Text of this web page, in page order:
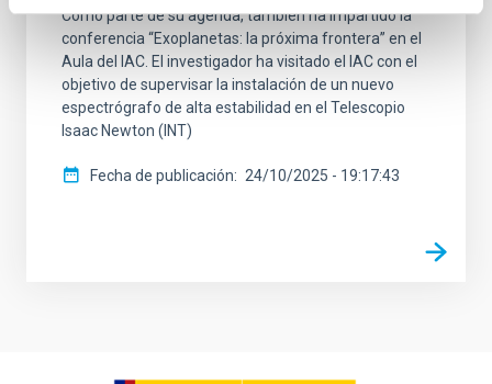
Como parte de su agenda, también ha impartido la
conferencia “Exoplanetas: la próxima frontera” en el
Aula del IAC. El investigador ha visitado el IAC con el
objetivo de supervisar la instalación de un nuevo
espectrógrafo de alta estabilidad en el Telescopio
Isaac Newton (INT)
Fecha de publicación 24/10/2025 - 19:17:43